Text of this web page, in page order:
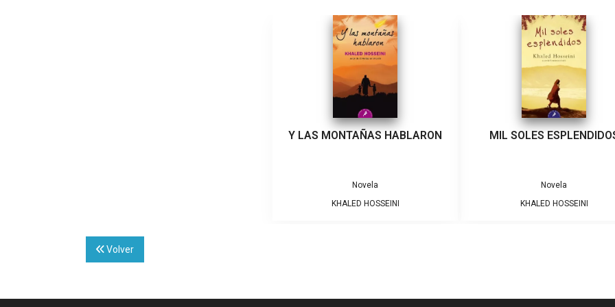
Y LAS MONTAÑAS HABLARON
Novela
KHALED HOSSEINI
MIL SOLES
Novela
KHALED HOSSEINI
Volver